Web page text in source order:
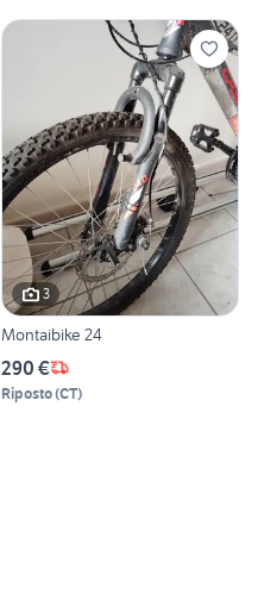
3
Montaibike 24
290 €
Riposto(CT)